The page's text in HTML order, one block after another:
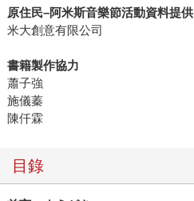
原住民–阿米斯音樂節活動資料提供
米大創意有限公司
書籍製作協力
蕭子強
施儀蓁
陳仟霖
目錄